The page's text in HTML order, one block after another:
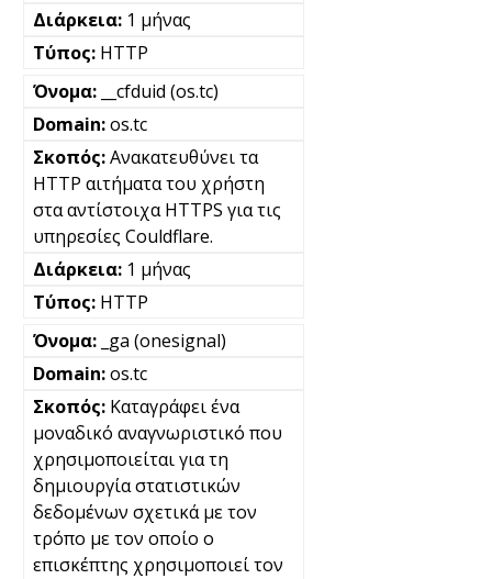
1 μήνας
HTTP
__cfduid (os.tc)
os.tc
Ανακατευθύνει τα
HTTP αιτήματα του χρήστη
στα αντίστοιχα HTTPS για τις
υπηρεσίες Couldflare.
1 μήνας
HTTP
_ga (onesignal)
os.tc
Καταγράφει ένα
μοναδικό αναγνωριστικό που
χρησιμοποιείται για τη
δημιουργία στατιστικών
δεδομένων σχετικά με τον
τρόπο με τον οποίο ο
επισκέπτης χρησιμοποιεί τον